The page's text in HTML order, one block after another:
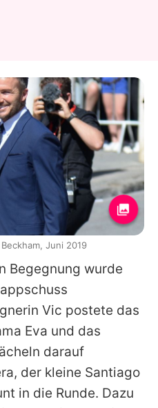
Begegnung wurde
Vic postete das
Eva und das
darauf
der kleine Santiago
in die Runde. Dazu
Juni 2019